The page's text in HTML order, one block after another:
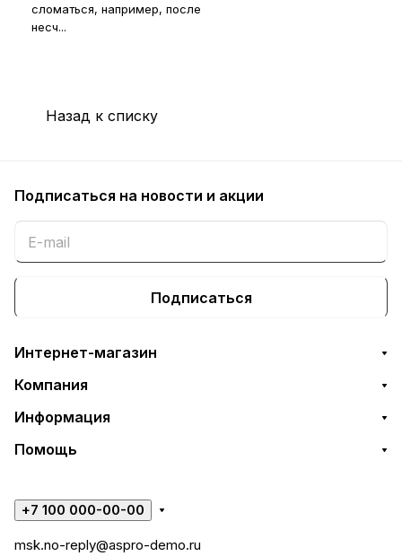
сломаться, например, после
несч...
Назад к списку
Подписаться на новости и акции
Подписаться
Интернет-магазин
Компания
Информация
Помощь
+7 100 000-00-00
msk.no-reply@aspro-demo.ru